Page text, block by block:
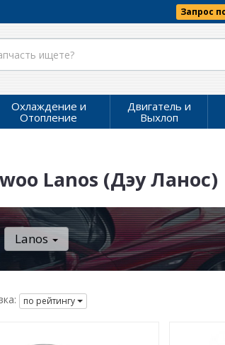
Запрос
Охлаждение и
Отопление
Двигатель и
Выхлоп
Lanos (Дэу Ланос)
Lanos
по рейтингу